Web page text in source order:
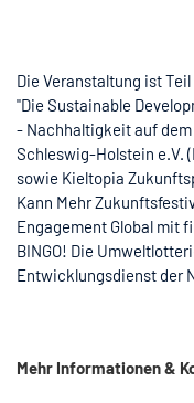
Die Veranstaltung ist
"Die Sustainable
- Nachhaltigkeit auf dem
Schleswig-Holstein e.V.
sowie Kieltopia
Kann Mehr
Engagement Global mit
BINGO! Die
Entwicklungsdienst der
Mehr Informationen &